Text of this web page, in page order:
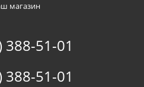
388-51-01
388-51-01